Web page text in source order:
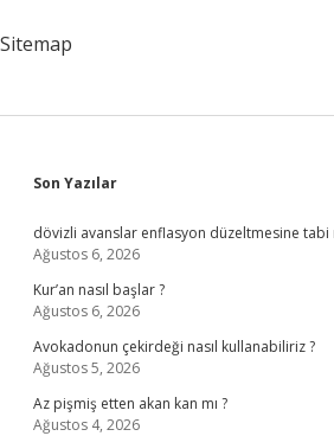
Sitemap
Sidebar
Son Yazılar
dövizli avanslar enflasyon düzeltmesine tabi
Ağustos 6, 2026
Kur’an nasıl başlar ?
Ağustos 6, 2026
Avokadonun çekirdeği nasıl kullanabiliriz ?
Ağustos 5, 2026
Az pişmiş etten akan kan mı ?
Ağustos 4, 2026